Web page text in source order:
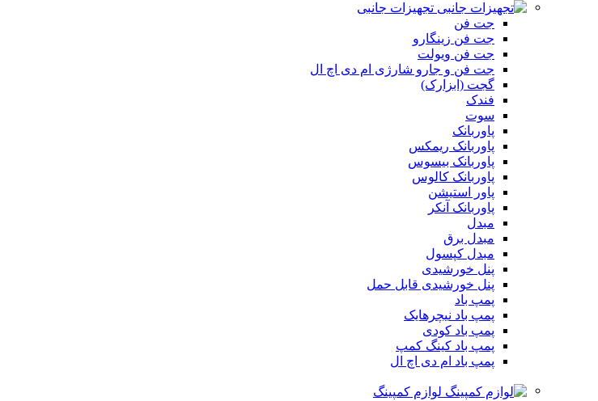
تجهیزات جانبی
جت فن
جت فن زینگارو
جت فن ویولت
جت فن و جارو شارژی ام دی اچ ال
گجت (ابزارک)
فندک
سوت
پاوربانک
پاوربانک ریمکس
پاوربانک بیسوس
پاوربانک کالوس
پاور استیشن
پاوربانک آنکر
مبدل
مبدل برق
مبدل کپسول
پنل خورشیدی
پنل خورشیدی قابل حمل
پمپ باد
پمپ باد نیچرهایک
پمپ باد کودی
پمپ باد کینگ کمپ
پمپ باد ام دی اچ ال
لوازم کمپینگ